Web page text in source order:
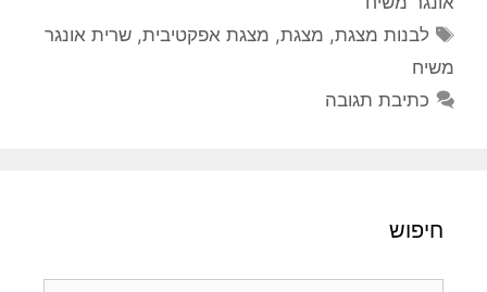
תגיות
לבנות מצגת, מצגת, מצגת אפקטיבית,שרית אונגר
משיח
כתיבת תגובה
חיפוש